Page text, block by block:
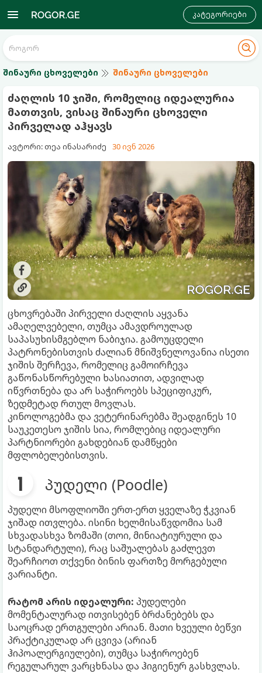
კატეგორიები
შინაური ცხოველები შინაური ცხოველები
ძაღლის 10 ჯიში, რომელიც იდეალურია
მათთვის, ვისაც შინაური ცხოველი
პირველად აჰყავს
ავტორი: თეა ინასარიძე 30 ივნ 2026
ცხოვრებაში პირველი ძაღლის აყვანა
ამაღელვებელი, თუმცა ამავდროულად
საპასუხისმგებლო ნაბიჯია. გამოუცდელი
პატრონებისთვის ძალიან მნიშვნელოვანია ისეთი
ჯიშის შერჩევა, რომელიც გამოირჩევა
გაწონასწორებული ხასიათით, ადვილად
იწვრთნება და არ საჭიროებს სპეციფიკურ,
ზედმეტად რთულ მოვლას.
კინოლოგებმა და ვეტერინარებმა შეადგინეს 10
საუკეთესო ჯიშის სია, რომლებიც იდეალური
პარტნიორები გახდებიან დამწყები
მფლობელებისთვის.
პუდელი (Poodle)
პუდელი მსოფლიოში ერთ-ერთ ყველაზე ჭკვიან
ჯიშად ითვლება. ისინი ხელმისაწვდომია სამ
სხვადასხვა ზომაში (თოი, მინიატიურული და
სტანდარტული), რაც საშუალებას გაძლევთ
შეარჩიოთ თქვენი ბინის ფართზე მორგებული
ვარიანტი.
რატომ არის იდეალური: პუდელები
მომენტალურად ითვისებენ ბრძანებებს და
საოცრად ერთგულები არიან. მათი ხვეული ბეწვი
პრაქტიკულად არ ცვივა (არიან
ჰიპოალერგიულები), თუმცა საჭიროებენ
რეგულარულ ვარცხნასა და ჰიგიენურ გასხვლას.